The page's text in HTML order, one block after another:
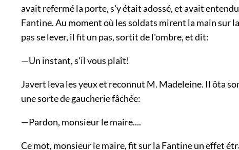
avait refermé la porte, s'y était adossé, et avait
Fantine. Au moment où les soldats mirent la main sur
pas se lever, il fit un pas, sortit de l'ombre, et dit:
—Un instant, s'il vous plaît!
Javert leva les yeux et reconnut M. Madeleine. Il ôta
une sorte de gaucherie fâchée:
—Pardon, monsieur le maire....
Ce mot, monsieur le maire, fit sur la Fantine un effet